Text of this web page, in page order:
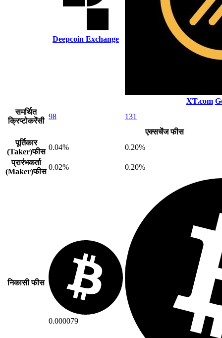
Deepcoin Exchange
XT.com
समर्थित
क्रिप्टोकरेंसी
98
131
एक्सचेंज फीस
पूर्तिकार
(Taker)फीस
0.04%
0.20%
प्रारंभकर्ता
(Maker)फीस
0.02% 0.20%
निकासी फीस
0.000079